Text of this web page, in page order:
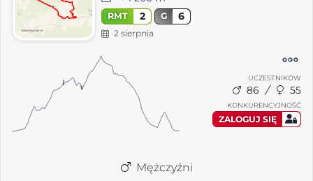
RMT 2 G 6
2 sierpnia
UCZESTNIKÓW
86 55
KONKURENCYJNOŚĆ
ZALOGUJ SIĘ
Mężczyźni